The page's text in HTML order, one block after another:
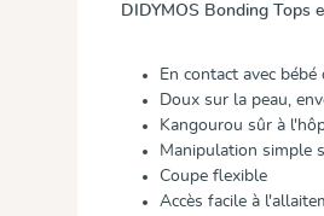
DIDYMOS Bonding Tops
En contact avec
Doux sur la peau,
Kangourou sûr à
Manipulation simple
Coupe flexible
Accès facile à